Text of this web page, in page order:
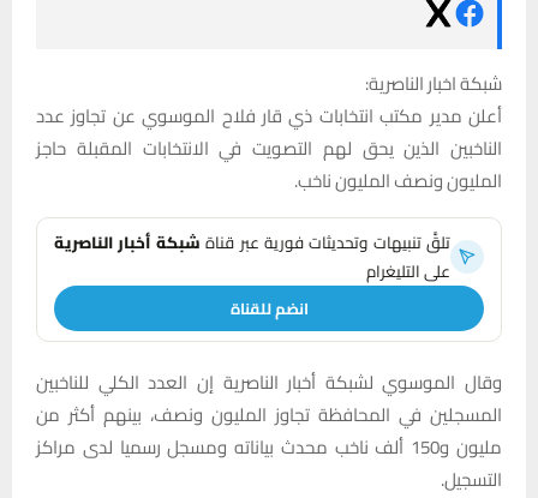
شبكة اخبار الناصرية:
أعلن مدير مكتب انتخابات ذي قار فلاح الموسوي عن تجاوز عدد
الناخبين الذين يحق لهم التصويت في الانتخابات المقبلة حاجز
المليون ونصف المليون ناخب.
تلقَّ تنبيهات وتحديثات فورية عبر قناةشبكة أخبار الناصرية
على التليغرام
انضم للقناة
وقال الموسوي لشبكة أخبار الناصرية إن العدد الكلي للناخبين
المسجلين في المحافظة تجاوز المليون ونصف، بينهم أكثر من
مليون و150 ألف ناخب محدث بياناته ومسجل رسميا لدى مراكز
التسجيل.